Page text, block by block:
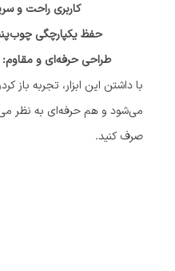
کاربری راحت و
حفظ یکپارچگی
طراحی حرفه‌ای و مقاوم:
با داشتن این ابزار، تجربه
می‌شود و هم حرفه‌ای به نظر
صرف کنید.